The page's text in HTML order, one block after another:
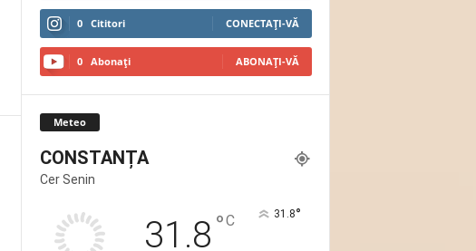
0 Cititori CONECTAȚI-VĂ
0 Abonați ABONAȚI-VĂ
Meteo
CONSTANȚA
Cer Senin
31.8 °C 31.8°